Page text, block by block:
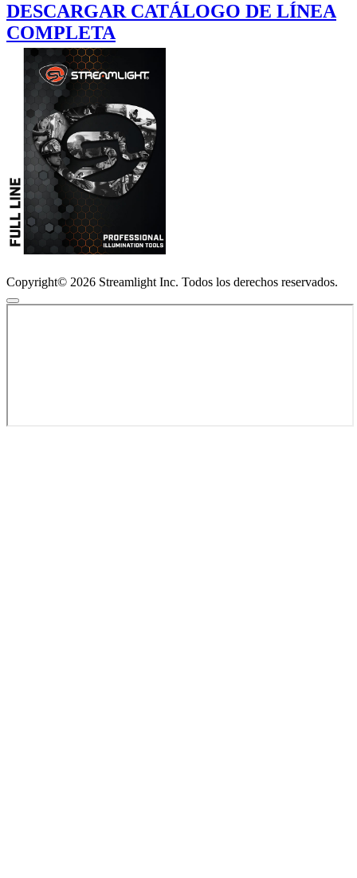
DESCARGAR CATÁLOGO DE LÍNEA
COMPLETA
Copyright© 2026 Streamlight Inc. Todos los derechos reservados.